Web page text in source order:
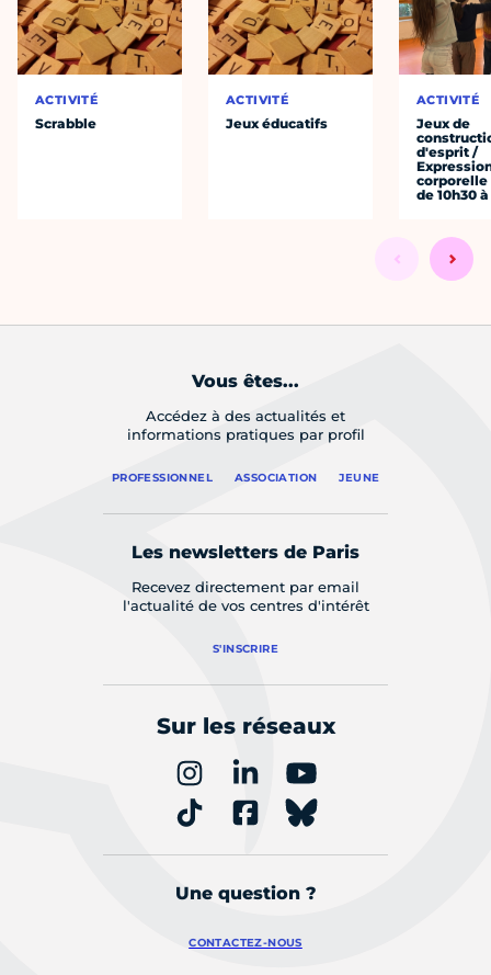
ACTIVITÉ
Scrabble
ACTIVITÉ
Jeux éducatifs
ACTIVITÉ
Jeux de
d'esprit /
corporelle
de 10h30 à
Vous êtes...
Accédez à des actualités et
informations pratiques par profil
PROFESSIONNEL ASSOCIATION JEUNE
Les newsletters de Paris
Recevez directement par email
l'actualité de vos centres d'intérêt
S'INSCRIRE
Sur les réseaux
Une question ?
CONTACTEZ-NOUS